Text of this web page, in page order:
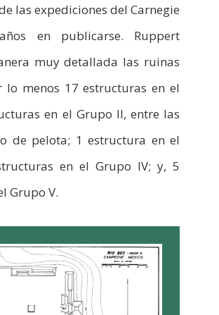
las expediciones del Carnegie
en publicarse. Ruppert
muy detallada las ruinas
lo menos 17 estructuras en el
en el Grupo II, entre las
de pelota; 1 estructura en el
en el Grupo IV; y, 5
Grupo V.